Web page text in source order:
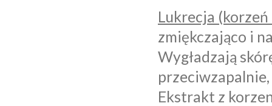
Lukrecja
zmiękczająco i
Wygładzają
Ekstrakt z